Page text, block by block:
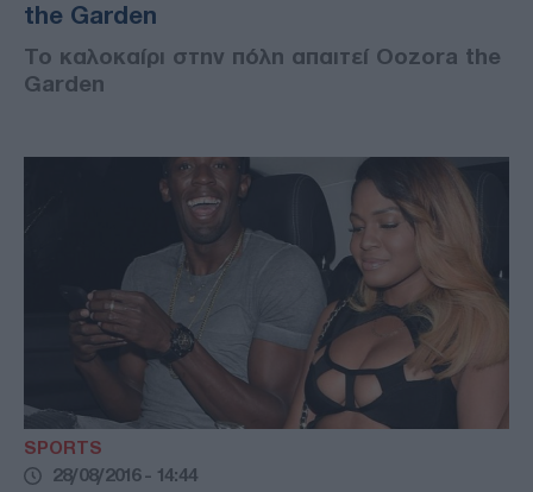
the Garden
Το καλοκαίρι στην πόλη απαιτεί Oozora the
Garden
SPORTS
28/08/2016 - 14:44